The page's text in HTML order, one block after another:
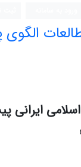
ایرانی